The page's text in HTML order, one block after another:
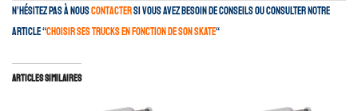
N’hésitez pas à nouscontactersi vous avez besoin de conseils ou consulter notre
article “choisir ses trucks en fonction de son skate“
Articles similaires